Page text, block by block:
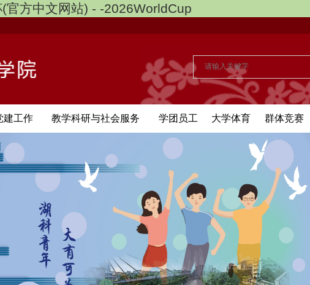
官方中文网站) - -2026WorldCup
建工作 教学科研与社会服务 学团员工 大学体育 群体竞赛